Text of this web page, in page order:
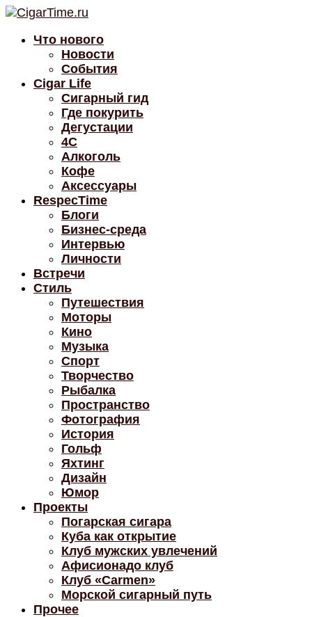
Что нового
Новости
События
Cigar Life
Сигарный гид
Где покурить
Дегустации
4C
Алкоголь
Кофе
Аксессуары
RespecTime
Блоги
Бизнес-среда
Интервью
Личности
Встречи
Стиль
Путешествия
Моторы
Кино
Музыка
Спорт
Творчество
Рыбалка
Пространство
Фотография
История
Гольф
Яхтинг
Дизайн
Юмор
Проекты
Погарская сигара
Куба как открытие
Клуб мужских увлечений
Афисионадо клуб
Клуб «Carmen»
Морской сигарный путь
Прочее